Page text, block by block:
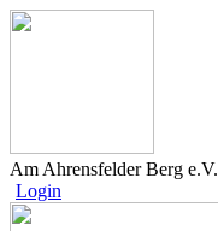
Am Ahrensfelder Berg e.V.
Login